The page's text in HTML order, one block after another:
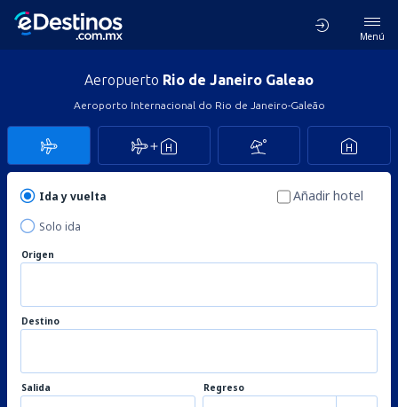
Menú
Aeropuerto Rio de Janeiro Galeao
Aeroporto Internacional do Rio de Janeiro-Galeão
Ida y vuelta
Solo ida
Añadir hotel
Origen
Destino
Salida Regreso